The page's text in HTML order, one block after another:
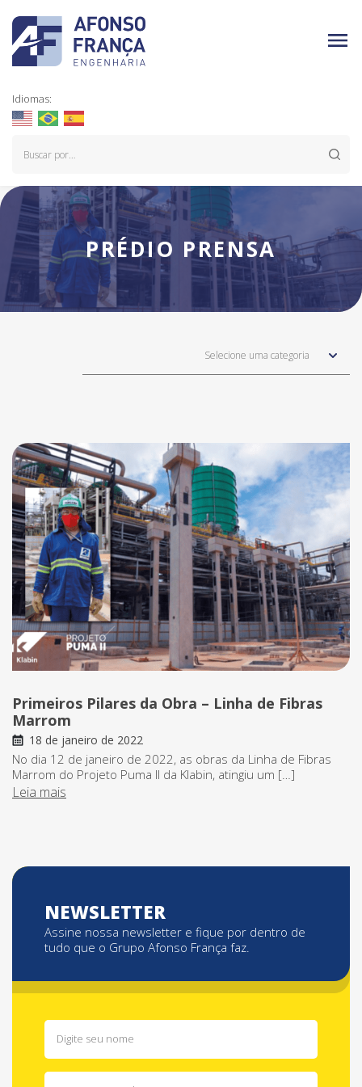
Idiomas:
PRÉDIO PRENSA
Selecione uma categoria
Primeiros Pilares da Obra – Linha de Fibras
Marrom
18 de janeiro de 2022
No dia 12 de janeiro de 2022, as obras da Linha de Fibras
Marrom do Projeto Puma II da Klabin, atingiu um […]
Leia mais
NEWSLETTER
Assine nossa newsletter e fique por dentro de
tudo que o Grupo Afonso França faz.